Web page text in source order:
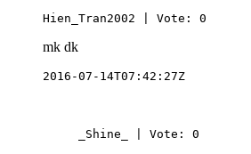
Hien_Tran2002 | Vote: 0
mk dk
2016-07-14T07:42:27Z
_Shine_ | Vote: 0